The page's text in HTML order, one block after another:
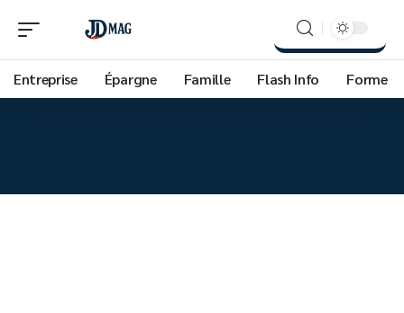
Entreprise Épargne Famille Flash Info Forme